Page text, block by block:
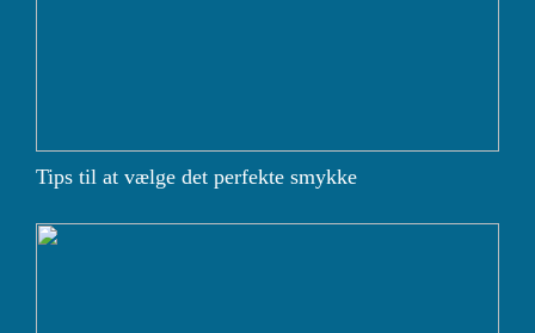
Tips til at vælge det perfekte smykke